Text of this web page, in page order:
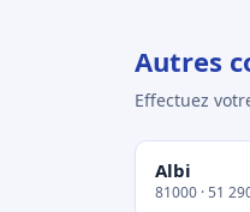
Autres
Effectuez
Albi
81000 · 51